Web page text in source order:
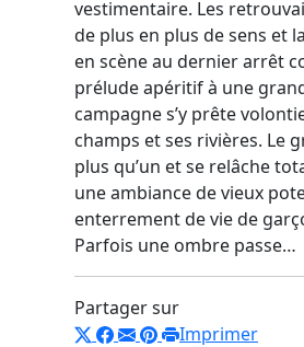
vestimentaire. Les
de plus en plus de sens et
en scène au dernier arrêt
prélude apéritif à une
campagne s’y prête
champs et ses rivières. Le
plus qu’un et se relâche
une ambiance de vieux
enterrement de vie de
Parfois une ombre passe…
Partager sur
Imprimer